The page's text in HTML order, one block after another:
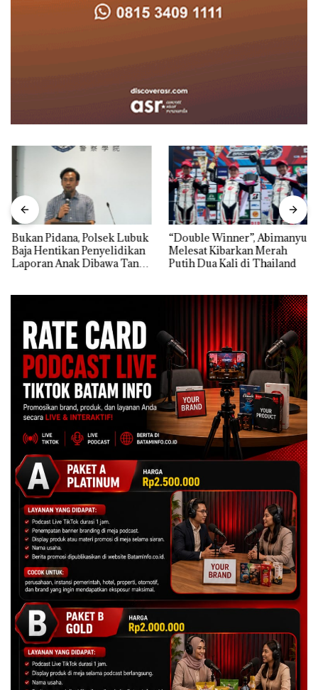
Bukan Pidana, Polsek Lubuk
Baja Hentikan Penyelidikan
Laporan Anak Dibawa Tanpa
“Double Winner”, Abimanyu
Melesat Kibarkan Merah
Putih Dua Kali di Thailand